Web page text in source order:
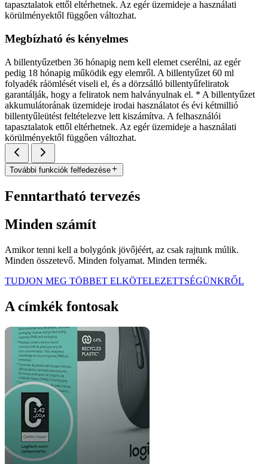
tapasztalatok ettől eltérhetnek. Az egér üzemideje a használati
körülményektől függően változhat.
Megbízható és kényelmes
A billentyűzetben 36 hónapig nem kell elemet cserélni, az egér
pedig 18 hónapig működik egy elemről. A billentyűzet 60 ml
folyadék ráömlését viseli el, és a dörzsálló billentyűfeliratok
garantálják, hogy a feliratok nem halványulnak el. * A billentyűzet
akkumulátorának üzemideje irodai használatot és évi kétmillió
billentyűleütést feltételezve lett kiszámítva. A felhasználói
tapasztalatok ettől eltérhetnek. Az egér üzemideje a használati
körülményektől függően változhat.
További funkciók felfedezése
Fenntartható tervezés
Minden számít
Amikor tenni kell a bolygónk jövőjéért, az csak rajtunk múlik.
Minden összetevő. Minden folyamat. Minden termék.
TUDJON MEG TÖBBET ELKÖTELEZETTSÉGÜNKRŐL
A címkék fontosak